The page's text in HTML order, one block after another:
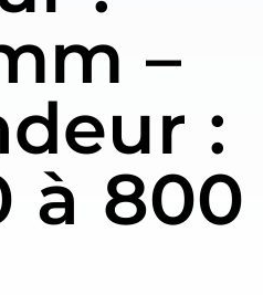
–
:
à 800